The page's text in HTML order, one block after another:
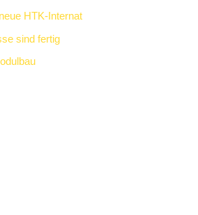
HTK-Internat
sind fertig